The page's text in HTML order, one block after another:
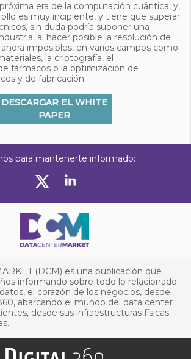
era de la computación cuántica, y,
es muy incipiente, y tiene que superar
sin duda podría suponer una
al hacer posible la resolución de
imposibles, en varios campos como
la criptografía, el
fármacos o la optimización de
y de fabricación.
DESCARGAR EL WHITE
PAPER
para mantenerte informado:
(DCM) es una publicación que
informando sobre todo lo relacionado
el corazón de los negocios, desde
abarcando el mundo del data center
desde sus infraestructuras físicas